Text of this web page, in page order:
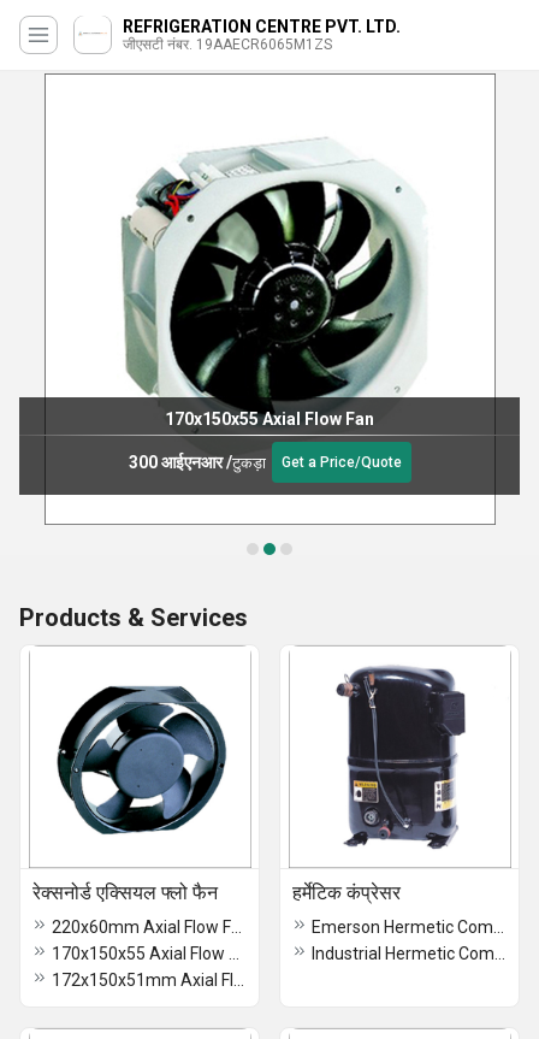
REFRIGERATION CENTRE PVT. LTD.
जीएसटी नंबर. 19AAECR6065M1ZS
170x150x55 Axial Flow Fan
300 आईएनआर/टुकड़ा Get a Price/Quote
Products & Services
रेक्सनोर्ड एक्सियल फ्लो फैन हर्मेटिक कंप्रेसर